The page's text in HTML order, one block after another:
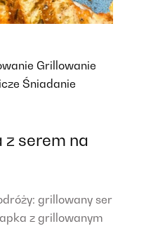
Grillowanie
Śniadanie
z serem na
grillowany ser
z grillowanym